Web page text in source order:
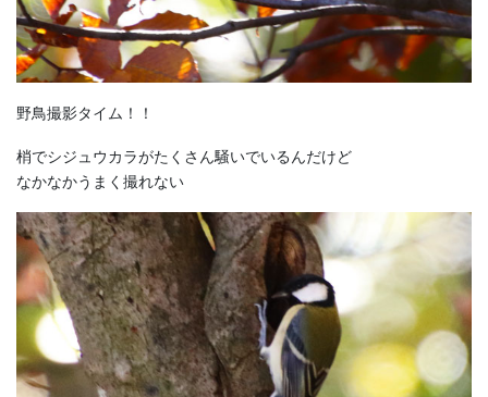
野鳥撮影タイム！！
梢でシジュウカラがたくさん騒いでいるんだけど
なかなかうまく撮れない